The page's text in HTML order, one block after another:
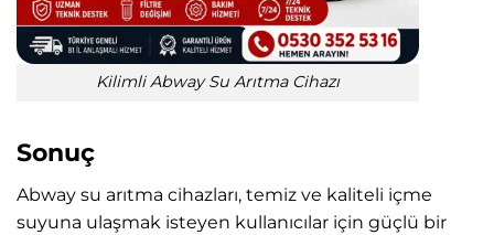
Kilimli Abway Su Arıtma Cihazı
Sonuç
Abway su arıtma cihazları, temiz ve kaliteli içme
suyuna ulaşmak isteyen kullanıcılar için güçlü bir